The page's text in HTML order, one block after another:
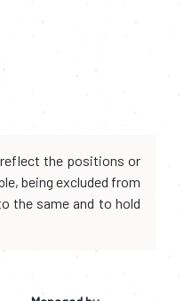
reflect the positions or
being excluded from
the same and to hold